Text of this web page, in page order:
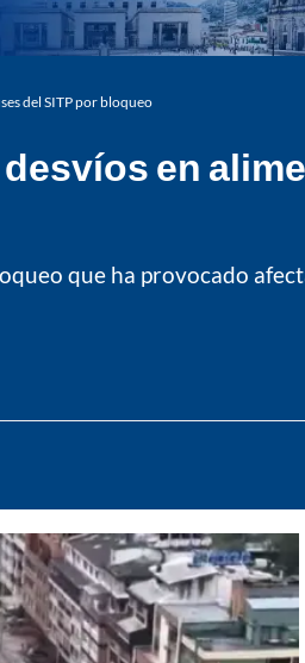
del SITP por bloqueo
en
que ha provocado